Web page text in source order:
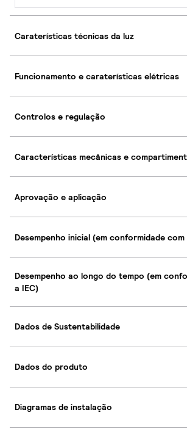
Caraterísticas técnicas da luz
Funcionamento e caraterísticas elétricas
Controlos e regulação
Características mecânicas e
Aprovação e aplicação
Desempenho inicial (em conformidade com
Desempenho ao longo do tempo (em
a IEC)
Dados de Sustentabilidade
Dados do produto
Diagramas de instalação